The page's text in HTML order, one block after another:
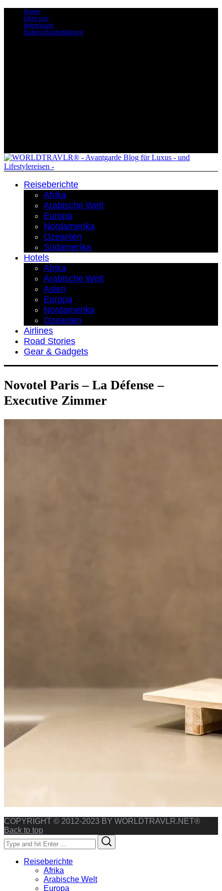
Home
Über uns
Impressum
Datenschutzerklärung
Reiseberichte
Afrika
Arabische Welt
Europa
Nordamerika
Ozeanien
Südamerika
Hotels
Afrika
Arabische Welt
Asien
Europa
Nordamerika
Ozeanien
Airlines
Road Stories
Gear & Gadgets
Novotel Paris – La Défense –
Executive Zimmer
COPYRIGHT © 2012-2023 BY WORLDTRAVLR.NET®
Back to top
Search
for:
Reiseberichte
Afrika
Arabische Welt
Europa